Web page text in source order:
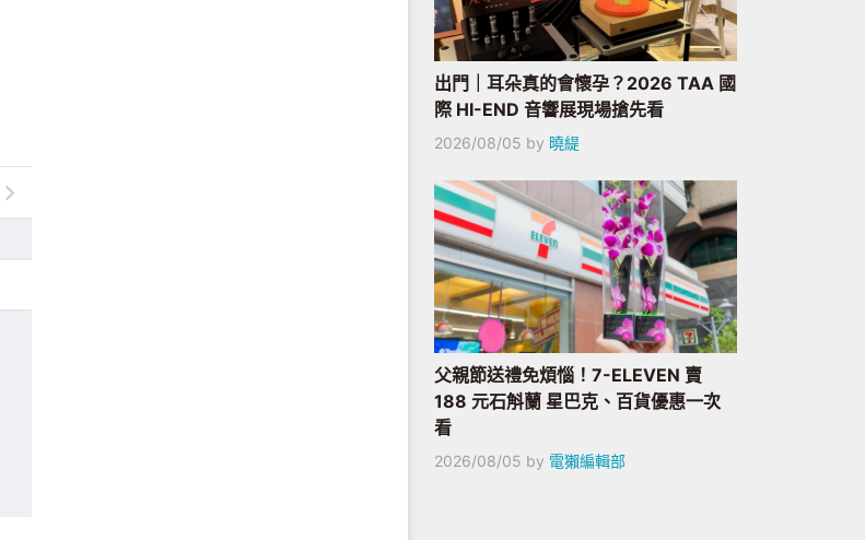
出門｜耳朵真的會懷孕？2026 TAA 國
際 HI-END 音響展現場搶先看
2026/08/05 by 曉緹
父親節送禮免煩惱！7-ELEVEN 賣
188 元石斛蘭 星巴克、百貨優惠一次
看
2026/08/05 by 電獺編輯部